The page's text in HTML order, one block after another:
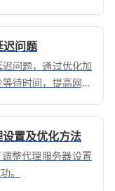
迟问题
问题，通过优化加
待时间，提高网页
置及优化方法
整代理服务器设置
。